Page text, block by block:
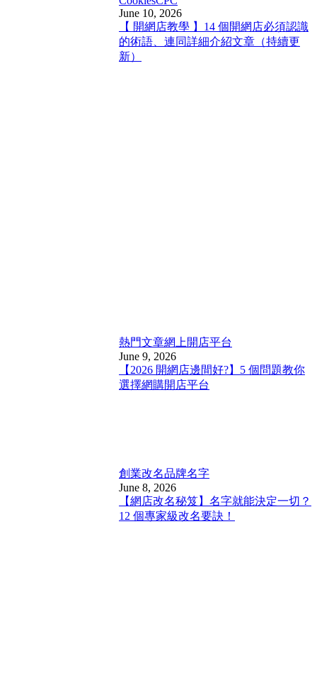
June 10, 2026
【 開網店教學 】14 個開網店必須認識
的術語、連同詳細介紹文章（持續更
新）
熱門文章網上開店平台
June 9, 2026
【2026 開網店邊間好?】5 個問題教你
選擇網購開店平台
創業改名品牌名字
June 8, 2026
【網店改名秘笈】名字就能決定一切？
12 個專家級改名要訣！